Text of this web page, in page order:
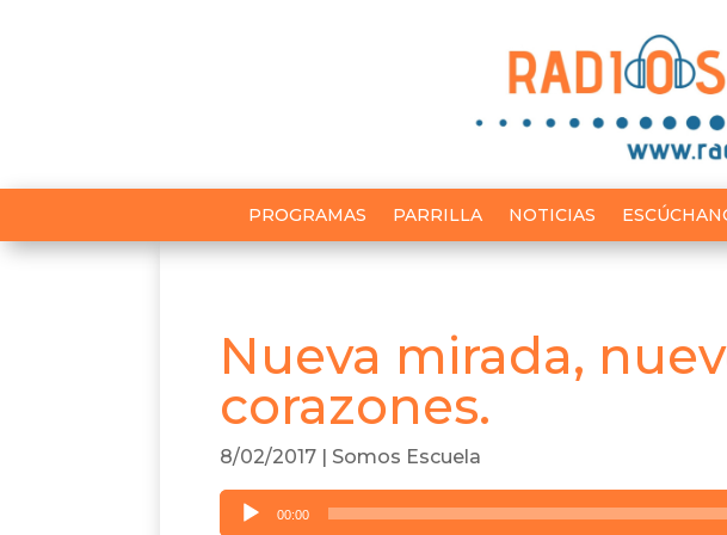
PROGRAMAS PARRILLA NOTICIAS
Nueva mirada,
corazones.
8/02/2017
Somos Escuela
Reproductor
00:00